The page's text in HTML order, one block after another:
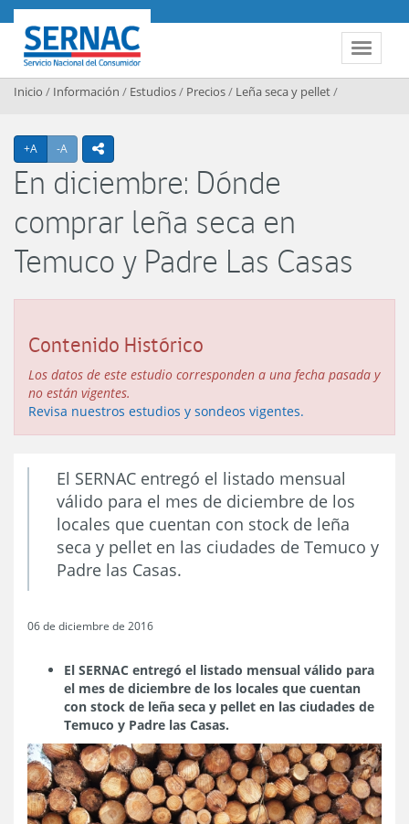
Contenido principal
Toggle
SERNAC
Inicio / Información / Estudios/ Precios/ Leña seca y pellet/
+A Agrandar texto
-A Achicar textoicono compartir
En diciembre: Dónde
comprar leña seca en
Temuco y Padre Las Casas
Contenido Histórico
Los datos de este estudio corresponden a una fecha pasada y
no están vigentes.
Revisa nuestros estudios y sondeos vigentes.
El SERNAC entregó el listado mensual
válido para el mes de diciembre de los
locales que cuentan con stock de leña
seca y pellet en las ciudades de Temuco y
Padre las Casas.
06 de diciembre de 2016
El SERNAC entregó el listado mensual válido para
el mes de diciembre de los locales que cuentan
con stock de leña seca y pellet en las ciudades de
Temuco y Padre las Casas.